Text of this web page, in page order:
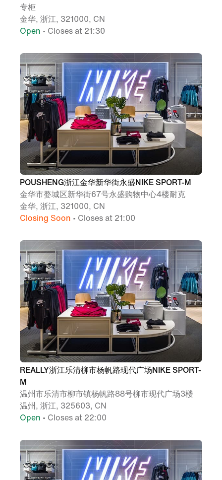
专柜
金华, 浙江, 321000, CN
Open • Closes at 21:30
POUSHENG浙江金华新华街永盛NIKE SPORT-M
金华市婺城区新华街67号永盛购物中心4楼耐克
金华, 浙江, 321000, CN
Closing Soon • Closes at 21:00
REALLY浙江乐清柳市杨帆路现代广场NIKE SPORT-
M
温州市乐清市柳市镇杨帆路88号柳市现代广场3楼
温州, 浙江, 325603, CN
Open • Closes at 22:00